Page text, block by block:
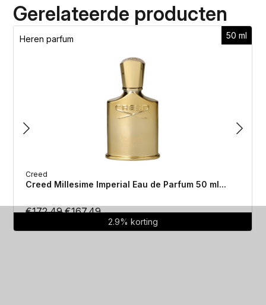
Gerelateerde producten
50 ml
Heren parfum
Creed
Creed Millesime Imperial Eau de Parfum 50 ml...
€172.49Oorspronkelijke
€167.49Huidige
prijs
2.9% korting